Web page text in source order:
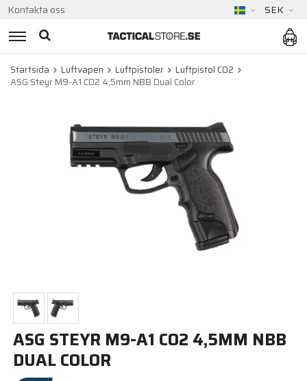
Kontakta oss SEK
Startsida Luftvapen Luftpistoler
Luftpistol CO2
ASG Steyr M9-A1 CO2 4,5mm NBB Dual Color
ASG STEYR M9-A1 CO2 4,5MM NBB
DUAL COLOR